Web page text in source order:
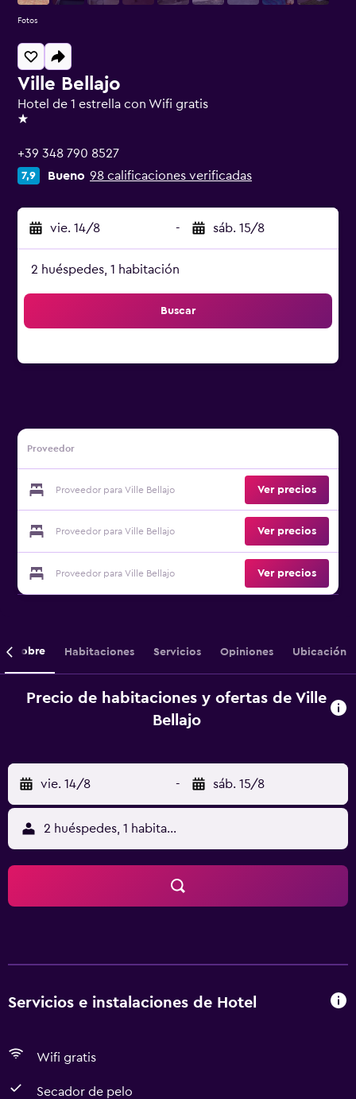
Ville Bellajo
Hotel de 1 estrella con Wifi gratis
1 estrella
+39 348 790 8527
7,9 Bueno 98 calificaciones verificadas
vie. 14/8 - sáb. 15/8
2 huéspedes, 1 habitación
Buscar
Proveedor
Proveedor para Ville Bellajo Ver precios
Proveedor para Ville Bellajo Ver precios
Proveedor para Ville Bellajo Ver precios
Fotos
Sobre Habitaciones Servicios Opiniones Ubicación
Precio de habitaciones y ofertas de Ville
Bellajo
vie. 14/8 - sáb. 15/8
2 huéspedes, 1 habitación
Servicios e instalaciones de Hotel
Wifi gratis
Secador de pelo